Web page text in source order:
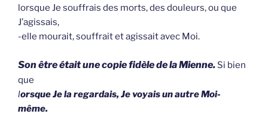
lorsque Je souffrais des morts, des douleurs, ou que
J’agissais,
-elle mourait, souffrait et agissait avec Moi.
Son être était une copie fidèle de la Mienne. Si bien
que
lorsque Je la regardais, Je voyais un autre Moi-
même.